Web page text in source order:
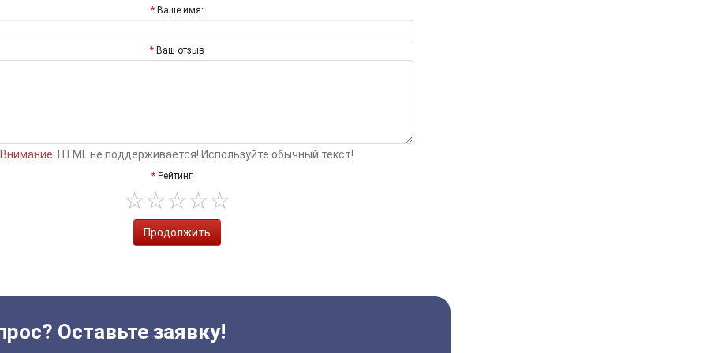
Ваше имя:
Ваш отзыв
Внимание: HTML не поддерживается! Используйте обычный текст!
Рейтинг
Продолжить
Оставьте заявку!